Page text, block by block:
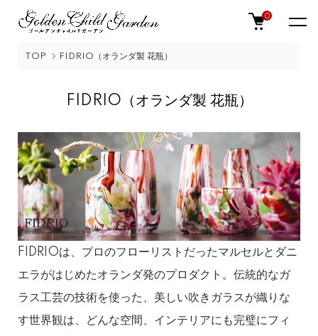
0
TOP FIDRIO（オランダ製 花瓶）
FIDRIO（オランダ製 花瓶）
FIDRIOは、プロのフローリストだったマルセルとダニ
エラがはじめたオランダ発のプロダクト。伝統的なガ
ラス工芸の技術を使った、美しい吹きガラスが織りな
す世界観は、どんな空間、インテリアにも完璧にフィ